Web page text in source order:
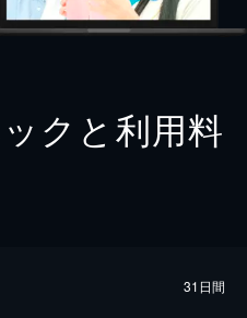
クと利用料
31日間